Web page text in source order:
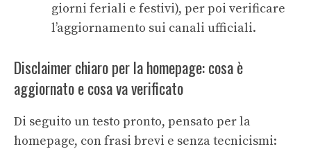
giorni feriali e festivi), per poi verificare
l’aggiornamento sui canali ufficiali.
Disclaimer chiaro per la homepage: cosa è
aggiornato e cosa va verificato
Di seguito un testo pronto, pensato per la
homepage, con frasi brevi e senza tecnicismi: